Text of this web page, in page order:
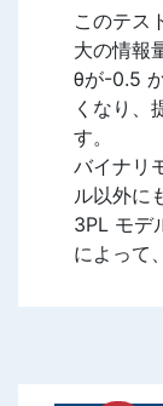
このテス
大の情報
θが-0.5
くなり、
す。
バイナリ
ル以外に
3PL モデ
によって